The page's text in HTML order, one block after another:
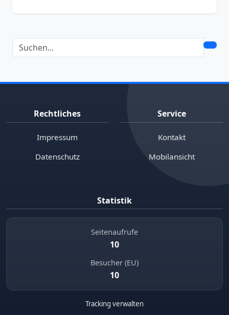
Rechtliches
Impressum
Datenschutz
Service
Kontakt
Mobilansicht
Statistik
Seitenaufrufe
10
Besucher (EU)
10
Tracking verwalten